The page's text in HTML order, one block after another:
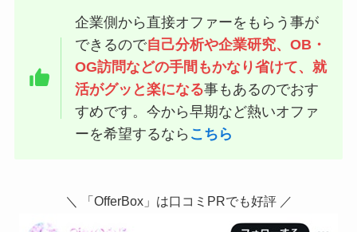
企業側から直接オファーをもらう事が
できるので自己分析や企業研究、OB・
OG訪問などの手間もかなり省けて、就
活がグッと楽になる事もあるのでおす
すめです。今から早期など熱いオファ
ーを希望するなら こちら
＼ 「OfferBox」は口コミPRでも好評 ／